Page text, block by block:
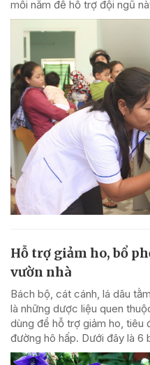
mỗi năm để hỗ trợ đội ngũ
Hỗ trợ giảm ho, bổ
vườn nhà
Bách bộ, cát cánh, lá dâu
là những dược liệu quen
dùng để hỗ trợ giảm ho,
đường hô hấp. Dưới đây là 6